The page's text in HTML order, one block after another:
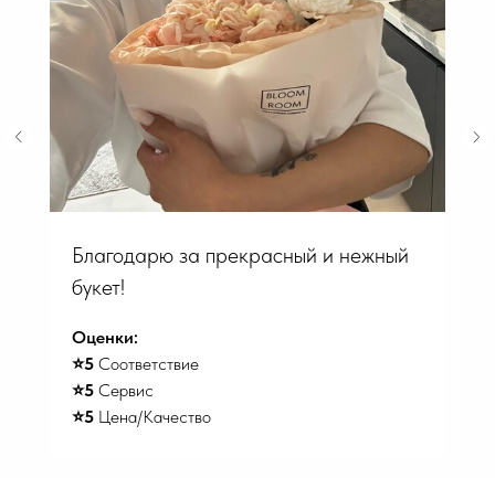
Благодарю за прекрасный и нежный
букет!
Оценки:
⭐️5 Соответствие
⭐️5 Сервис
⭐️5 Цена/Качество